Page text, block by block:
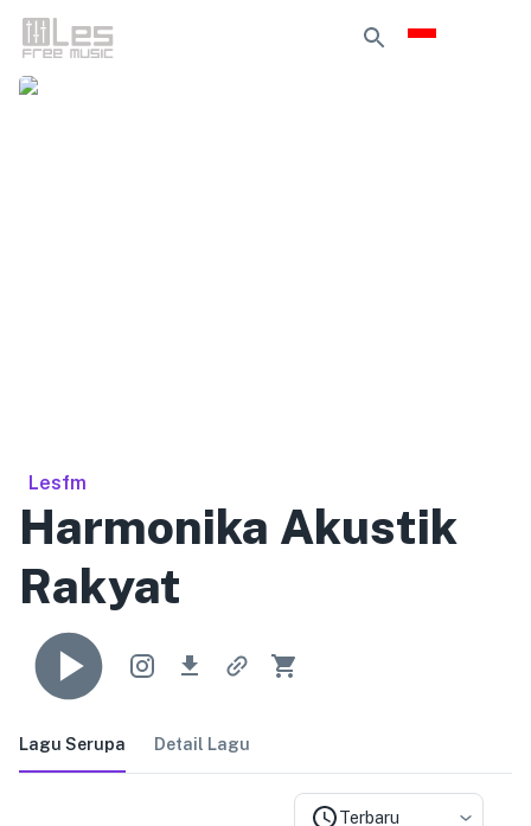
Lesfm
Harmonika Akustik
Rakyat
Lagu Serupa Detail Lagu
Terbaru